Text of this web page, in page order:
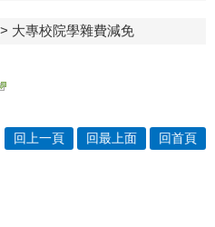
大專校院學雜費減免
回上一頁 回最上面 回首頁